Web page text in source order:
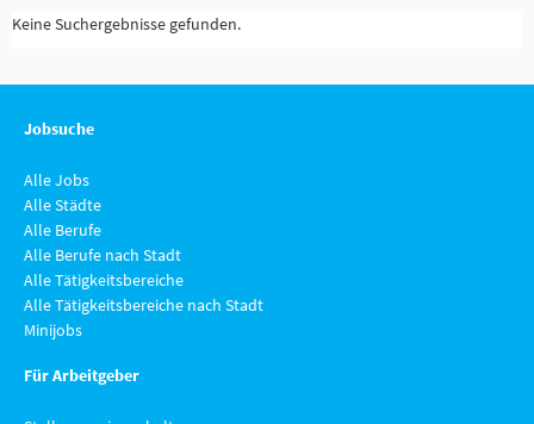
Keine Suchergebnisse gefunden.
Jobsuche
Alle Jobs
Alle Städte
Alle Berufe
Alle Berufe nach Stadt
Alle Tätigkeitsbereiche
Alle Tätigkeitsbereiche nach Stadt
Minijobs
Für Arbeitgeber